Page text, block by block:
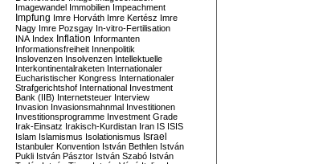
Imagewandel Immobilien Impeachment
Impfung Imre Horváth Imre Kertész Imre
Nagy Imre Pozsgay In-vitro-Fertilisation
INA Index Inflation Informanten
Informationsfreiheit Innenpolitik
Inslovenzen Insolvenzen Intellektuelle
Interkontinentalraketen Internationaler
Eucharistischer Kongress Internationaler
Strafgerichtshof International Investment
Bank (IIB) Internetsteuer Interview
Invasion Invasionsmahnmal Investitionen
Investitionsprogramme Investment Grade
Irak-Einsatz Irakisch-Kurdistan Iran IS ISIS
Islam Islamismus Isolationismus Israel
Istanbuler Konvention István Bethlen István
Pukli István Pásztor István Szabó István